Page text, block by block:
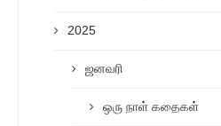
2025
ஜனவரி
ஒரு நாள் கதைகள்